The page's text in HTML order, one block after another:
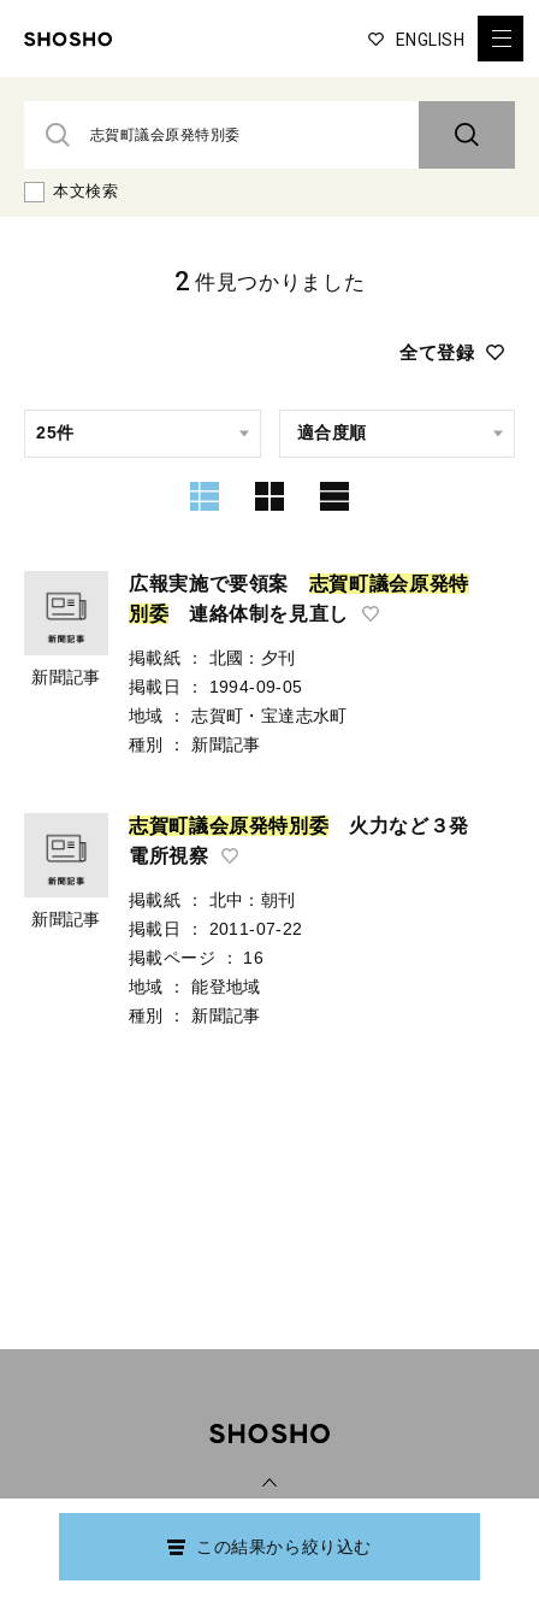
ENGLISH
本文検索
全て登録
2 件見つかりました
新聞記事
広報実施で要領案 志賀町議会原発特
別 委 連絡体制を見直し
掲載紙 ：
北國：夕刊
掲載日
：
1994-09-05
地域
：
志賀町・宝達志水町
種別
： 新聞記事
新聞記事
志賀町議会原発特別 委 火力など３発
電所視察
掲載紙 ：
北中：朝刊
掲載日
：
2011-07-22
掲載ページ
：
16
地域
：
能登地域
種別
： 新聞記事
この結果から絞り込む
Copyright © Ishikawa Prefectural Library.